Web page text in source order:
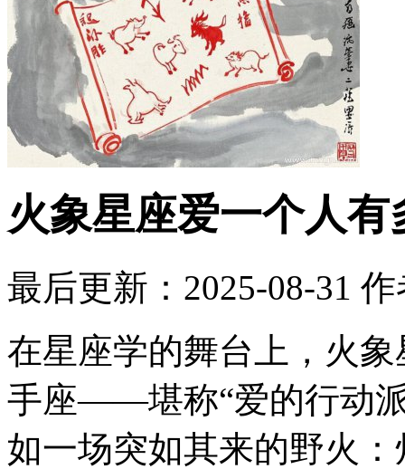
火象星座爱一个人
最后更新：2025-08-31 作
在星座学的舞台上，火
手座——堪称“爱的行动
如一场突如其来的野火